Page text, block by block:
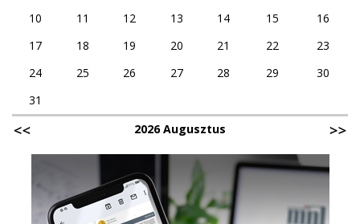
10
11 12 13 14 15
16
17
18 19 20 21 22
23
24
25 26 27 28 29
30
31
2026 Augusztus